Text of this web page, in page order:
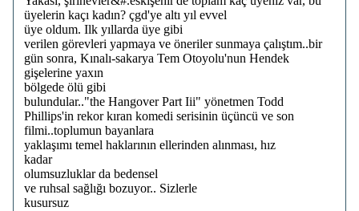
üyelerin kaçı kadın? çgd'ye altı yıl evvel
üye oldum. Ilk yıllarda üye gibi
verilen görevleri yapmaya ve öneriler sunmaya çalıştım..bir
gün sonra, Kınalı-sakarya Tem Otoyolu'nun Hendek
gişelerine yaxın
bölgede ölü gibi
bulundular.."the Hangover Part Iii" yönetmen Todd
Phillips'in rekor kıran komedi serisinin üçüncü ve son
filmi..toplumun bayanlara
yaklaşımı temel haklarının ellerinden alınması, hız
kadar
olumsuzluklar da bedensel
ve ruhsal sağlığı bozuyor.. Sizlerle
kusursuz